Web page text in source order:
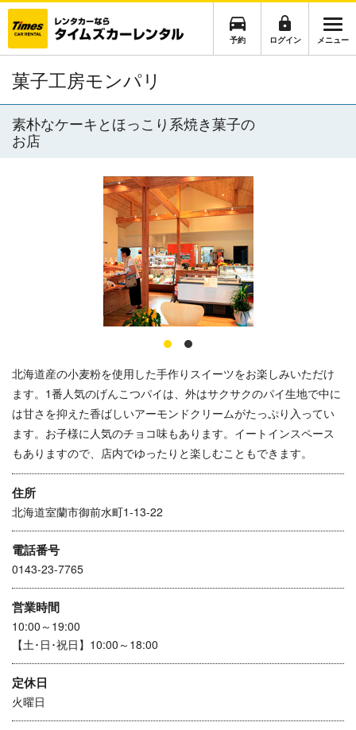
予約 ログイン メニュー
菓子工房モンパリ
素朴なケーキとほっこり系焼き菓子の
お店
北海道産の小麦粉を使用した手作りスイーツをお楽しみいただけ
ます。1番人気のげんこつパイは、外はサクサクのパイ生地で中に
は甘さを抑えた香ばしいアーモンドクリームがたっぷり入ってい
ます。お子様に人気のチョコ味もあります。イートインスペース
もありますので、店内でゆったりと楽しむこともできます。
住所
北海道室蘭市御前水町1-13-22
電話番号
0143-23-7765
営業時間
10:00～19:00
【土･日･祝日】10:00～18:00
定休日
火曜日